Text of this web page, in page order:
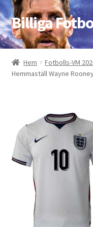
Hoppa
till
navigering
Hoppa
till
innehåll
Billiga
Hem
Bloggar
Kassa
Kontakta oss
Mitt konto
Storleksguiden
Hem Fotbolls-VM
Hemmaställ Wayne